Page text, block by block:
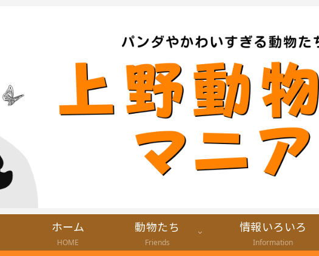
ホーム
HOME
動物たち
Friends
情報いろいろ
Information